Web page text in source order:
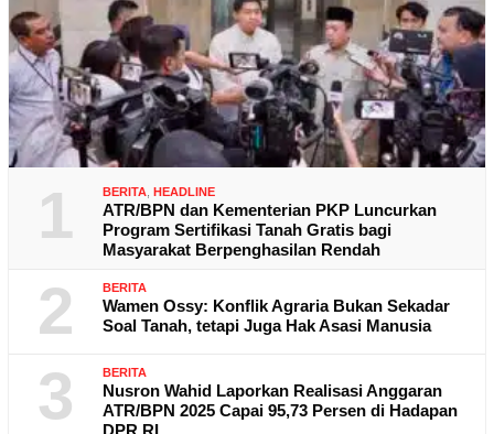
1 BERITA, HEADLINE
ATR/BPN dan Kementerian PKP Luncurkan
Program Sertifikasi Tanah Gratis bagi
Masyarakat Berpenghasilan Rendah
2 BERITA
Wamen Ossy: Konflik Agraria Bukan Sekadar
Soal Tanah, tetapi Juga Hak Asasi Manusia
3 BERITA
Nusron Wahid Laporkan Realisasi Anggaran
ATR/BPN 2025 Capai 95,73 Persen di Hadapan